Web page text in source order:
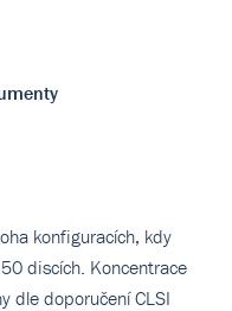
konfiguracích, kdy
discích. Koncentrace
dle doporučení CLSI